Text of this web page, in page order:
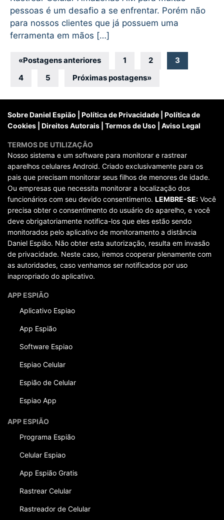
pessoas é um desafio a se enfrentar. Porém não
para nossos clientes que já possuem uma
ferramenta em mãos […]
Navegação
por
posts
«Postagens anteriores 1 2
3
4
5 Próximas postagens»
Sobre Daniel Espião Política de Privacidade
Política de
Cookies
Direitos Autorais Termos de Uso Aviso Legal
TERMOS DE UTILIZAÇÃO
Nosso sistema e um software para monitorar e rastrear
aparelhos celulares Android. Criado exclusivamente para os
pais que precisam monitorar seus filhos de menores de idade.
Ou empresas que necessita monitorar a localização dos
funcionários com seu devido consentimento. LEMBRE-SE: Você
precisa obter o consentimento do usuário do aparelho, e você
deve obrigatoriamente notifica-los que eles estão sendo
monitorados pelo aplicativo de monitoramento a distância
Daniel Espião. Não obter esta autorização, resulta em invasão
de privacidade. Neste caso, iremos cooperar plenamente com
as autoridades, caso venhamos ser notificados por uso
inapropriado do aplicativo.
APP ESPIÃO
Aplicativo Espiao
App Espião
Software Espiao
Espiao Celular
Espião de Celular
Espiao App
APP ESPIÃO
Programa Espião
Celular Espiao
App Espião Gratis
Rastrear Celular
Rastreador de Celular